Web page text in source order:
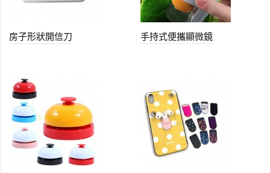
房子形狀開信刀 手持式便攜顯微鏡